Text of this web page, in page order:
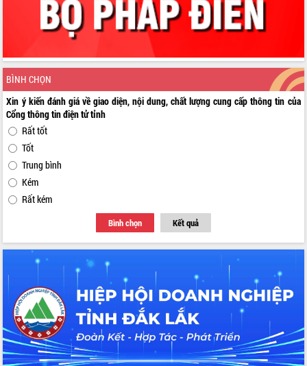
BÌNH CHỌN
Xin ý kiến đánh giá về giao diện, nội dung, chất lượng cung cấp thông tin của
Cổng thông tin điện tử tỉnh
Rất tốt
Tốt
Trung bình
Kém
Rất kém
Bình chọn Kết quả